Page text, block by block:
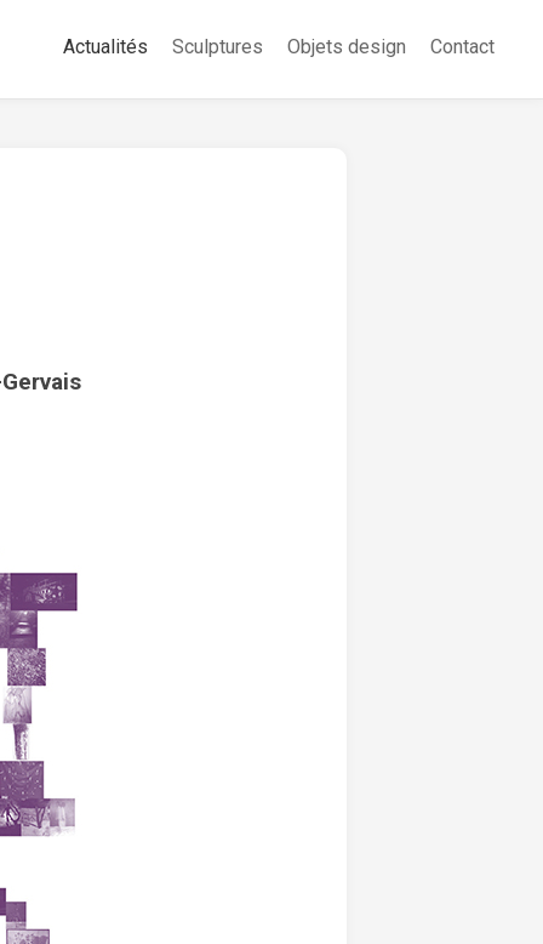
Actualités Sculptures Objets design Contact